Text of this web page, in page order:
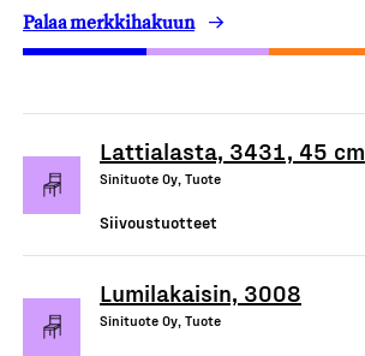
Palaa merkkihakuun
Lattialasta, 3431, 45 cm
Sinituote Oy, Tuote
Siivoustuotteet
Lumilakaisin, 3008
Sinituote Oy, Tuote